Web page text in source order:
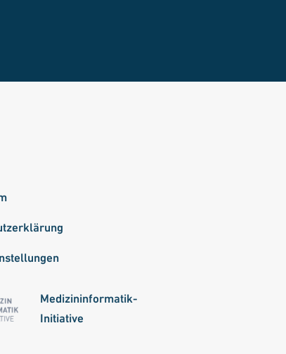
Medizininformatik-
Initiative